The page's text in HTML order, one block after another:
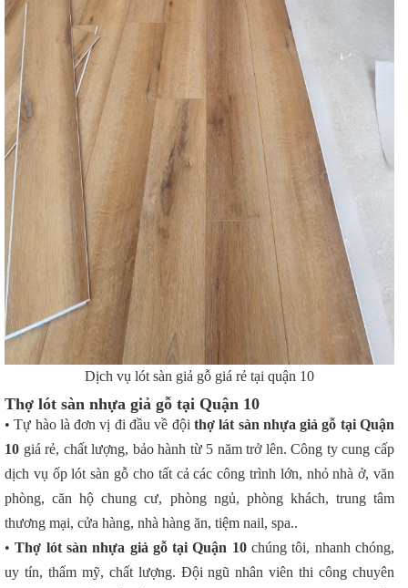
Dịch vụ lót sàn giả gỗ giá rẻ tại quận 10
Thợ lót sàn nhựa giả gỗ tại Quận 10
• Tự hào là đơn vị đi đầu về đội thợ lát sàn nhựa giả gỗ tại Quận
10 giá rẻ, chất lượng, bảo hành từ 5 năm trở lên. Công ty cung cấp
dịch vụ ốp lót sàn gỗ cho tất cả các công trình lớn, nhỏ nhà ở, văn
phòng, căn hộ chung cư, phòng ngủ, phòng khách, trung tâm
thương mại, cửa hàng, nhà hàng ăn, tiệm nail, spa..
•Thợ lót sàn nhựa giả gỗ tại Quận 10chúng tôi, nhanh chóng,
uy tín, thẩm mỹ, chất lượng. Đội ngũ nhân viên thi công chuyên